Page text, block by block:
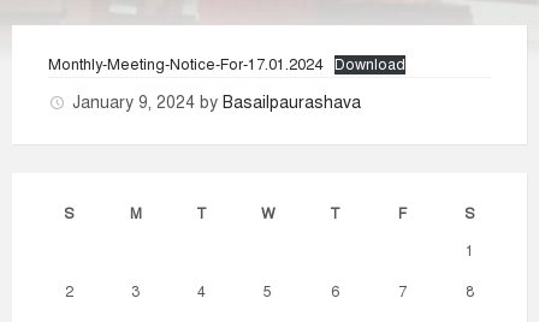
Monthly-Meeting-Notice-For-17.01.2024 Download
January 9, 2024 by Basailpaurashava
S M T W T F S
1
2 3 4 5 6 7 8